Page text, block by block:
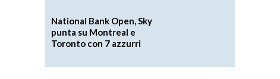
National Bank Open, Sky
punta su Montreal e
Toronto con 7 azzurri